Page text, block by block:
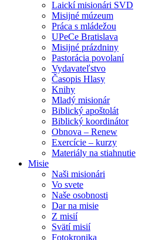
Laickí misionári SVD
Misijné múzeum
Práca s mládežou
UPeCe Bratislava
Misijné prázdniny
Pastorácia povolaní
Vydavateľstvo
Časopis Hlasy
Knihy
Mladý misionár
Biblický apoštolát
Biblický koordinátor
Obnova – Renew
Exercície – kurzy
Materiály na stiahnutie
Misie
Naši misionári
Vo svete
Naše osobnosti
Dar na misie
Z misií
Svätí misií
Fotokronika